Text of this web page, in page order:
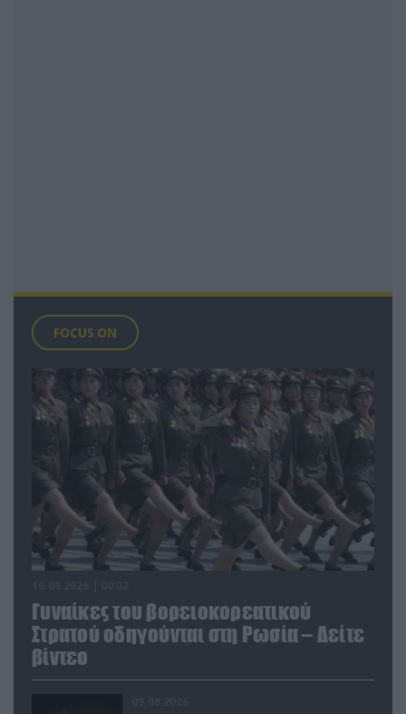
FOCUS ON
Γυναίκες του βορειοκορεατικού
Στρατού οδηγούνται στη Ρωσία – Δείτε
βίντεο